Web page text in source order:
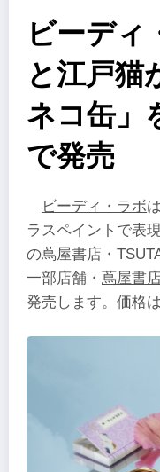
ビーディ
と江戸猫
ネコ缶」
で発売
ビーディ・ラボ
ラスペイントで表
の蔦屋書店・
一部店舗・ 蔦屋書
発売します。価格